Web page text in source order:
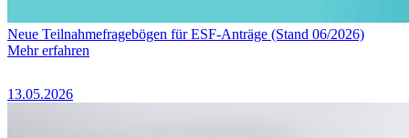
Neue Teilnahmefragebögen für ESF-Anträge (Stand 06/2026)
Mehr erfahren
13.05.2026